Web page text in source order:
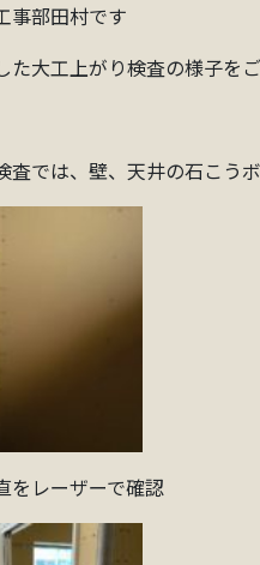
事部田村です
た大工上がり検査の様子を
査では、壁、天井の石こう
をレーザーで確認